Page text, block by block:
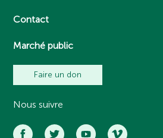
Contact
Marché public
Faire un don
Nous suivre